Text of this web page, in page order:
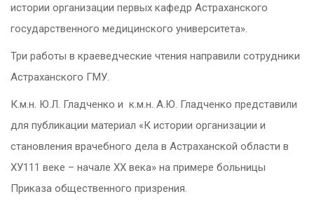
истории организации первых кафедр Астраханского
государственного медицинского университета».
Три работы в краеведческие чтения направили сотрудники
Астраханского ГМУ.
К.м.н. Ю.Л. Гладченко и к.м.н. А.Ю. Гладченко представили
для публикации материал «К истории организации и
становления врачебного дела в Астраханской области в
ХУ111 веке – начале ХХ века» на примере больницы
Приказа общественного призрения.